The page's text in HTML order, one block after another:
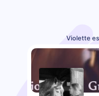
Violette